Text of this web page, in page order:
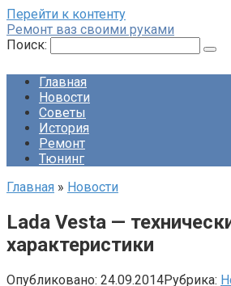
Перейти к контенту
Ремонт ваз своими руками
Поиск:
Главная
Новости
Советы
История
Ремонт
Тюнинг
Главная » Новости
Lada Vesta —
характеристики
Опубликовано: 24.09.2014Рубрика: